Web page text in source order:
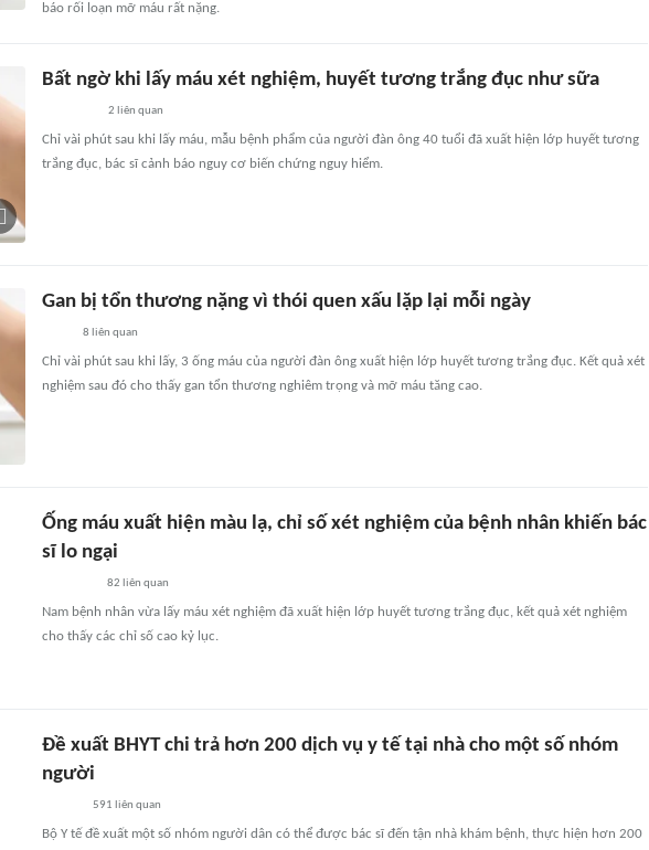
báo rối loạn mỡ máu rất nặng.
Bất ngờ khi lấy máu xét nghiệm, huyết tương trắng đục như sữa
2 liên quan
Chỉ vài phút sau khi lấy máu, mẫu bệnh phẩm của người đàn ông 40 tuổi đã xuất hiện lớp huyết tương
trắng đục, bác sĩ cảnh báo nguy cơ biến chứng nguy hiểm.
Gan bị tổn thương nặng vì thói quen xấu lặp lại mỗi ngày
8 liên quan
Chỉ vài phút sau khi lấy, 3 ống máu của người đàn ông xuất hiện lớp huyết tương trắng đục. Kết quả xét
nghiệm sau đó cho thấy gan tổn thương nghiêm trọng và mỡ máu tăng cao.
Ống máu xuất hiện màu lạ, chỉ số xét nghiệm của bệnh nhân khiến bác
sĩ lo ngại
82 liên quan
Nam bệnh nhân vừa lấy máu xét nghiệm đã xuất hiện lớp huyết tương trắng đục, kết quả xét nghiệm
cho thấy các chỉ số cao kỷ lục.
Đề xuất BHYT chi trả hơn 200 dịch vụ y tế tại nhà cho một số nhóm
người
591 liên quan
Bộ Y tế đề xuất một số nhóm người dân có thể được bác sĩ đến tận nhà khám bệnh, thực hiện hơn 200